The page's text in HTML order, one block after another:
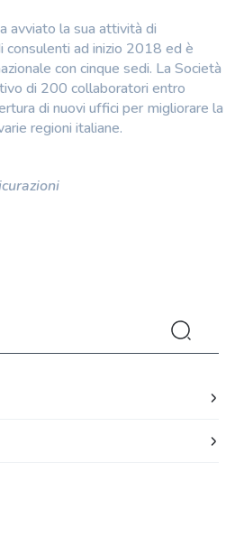
avviato la sua attività di
consulenti ad inizio 2018 ed è
con cinque sedi. La Società
di 200 collaboratori entro
di nuovi uffici per migliorare la
regioni italiane.